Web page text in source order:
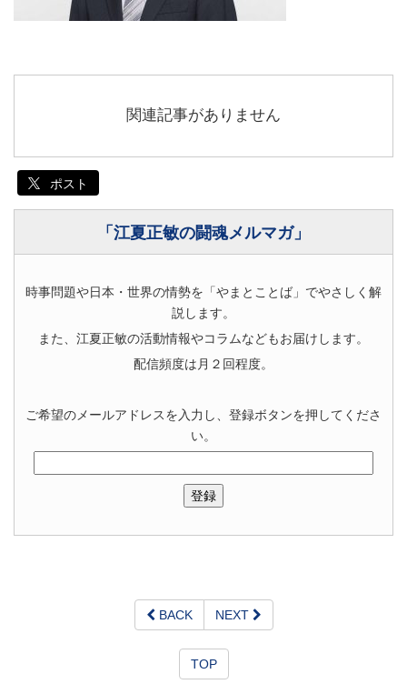
関連記事がありません
ポスト
「江夏正敏の闘魂メルマガ」
時事問題や日本・世界の情勢を「やまとことば」でやさしく解
説します。
また、江夏正敏の活動情報やコラムなどもお届けします。
配信頻度は月２回程度。
ご希望のメールアドレスを入力し、登録ボタンを押してくださ
い。
BACK NEXT
TOP